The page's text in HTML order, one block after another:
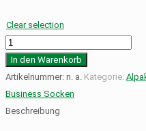
Clear selection
Kurzsocken
ALPAKA
Menge
In den Warenkorb
Artikelnummer: n. a. Kategorie:
Business Socken
Beschreibung